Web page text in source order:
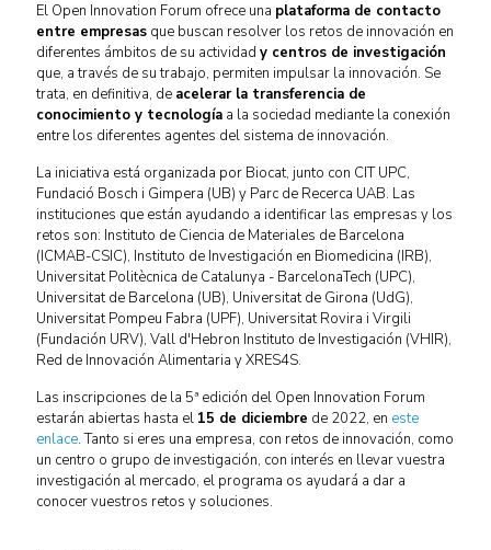
El Open Innovation Forum ofrece una plataforma de contacto
entre empresas que buscan resolver los retos de innovación en
diferentes ámbitos de su actividad y centros de investigación
que, a través de su trabajo, permiten impulsar la innovación. Se
trata, en definitiva, de acelerar la transferencia de
conocimiento y tecnología a la sociedad mediante la conexión
entre los diferentes agentes del sistema de innovación.
La iniciativa está organizada por Biocat, junto con CIT UPC,
Fundació Bosch i Gimpera (UB) y Parc de Recerca UAB. Las
instituciones que están ayudando a identificar las empresas y los
retos son: Instituto de Ciencia de Materiales de Barcelona
(ICMAB-CSIC), Instituto de Investigación en Biomedicina (IRB),
Universitat Politècnica de Catalunya - BarcelonaTech (UPC),
Universitat de Barcelona (UB), Universitat de Girona (UdG),
Universitat Pompeu Fabra (UPF), Universitat Rovira i Virgili
(Fundación URV), Vall d'Hebron Instituto de Investigación (VHIR),
Red de Innovación Alimentaria y XRES4S.
Las inscripciones de la 5ª edición del Open Innovation Forum
estarán abiertas hasta el 15 de diciembre de 2022, en este
enlace. Tanto si eres una empresa, con retos de innovación, como
un centro o grupo de investigación, con interés en llevar vuestra
investigación al mercado, el programa os ayudará a dar a
conocer vuestros retos y soluciones.